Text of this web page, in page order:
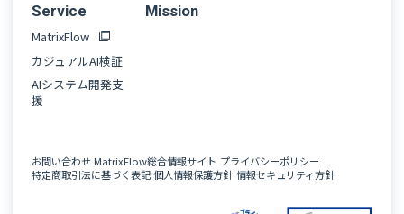
Service
MatrixFlow
カジュアルAI検証
AIシステム開発支
援
Mission
お問い合わせ MatrixFlow総合情報サイト プライバシーポリシー
特定商取引法に基づく表記 個人情報保護方針 情報セキュリティ方針